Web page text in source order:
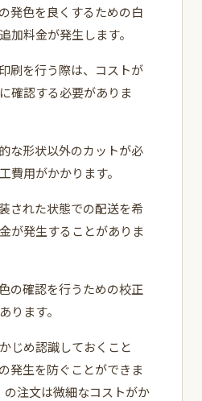
発色を良くするための白
加料金が発生します。
刷を行う際は、コストが
確認する必要がありま
な形状以外のカットが必
費用がかかります。
された状態での配送を希
が発生することがありま
の確認を行うための校正
ります。
じめ認識しておくこと
発生を防ぐことができま
の注文は微細なコストがか